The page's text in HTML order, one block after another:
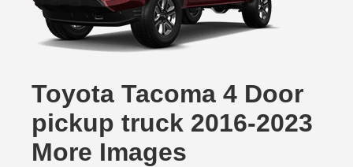
Toyota Tacoma 4 Door
pickup truck 2016-2023
More Images